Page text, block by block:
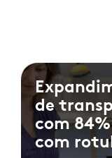
de
com
com